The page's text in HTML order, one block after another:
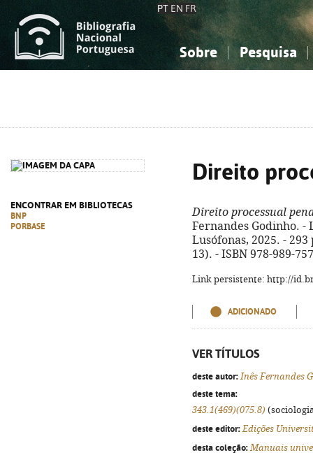
PT EN FR
Sobre Pesquisa
ENCONTRAR EM BIBLIOTECAS
BNP
PORBASE
Direito
Direito processual
Fernandes Godinho. -
Lusófonas, 2025. -
13). - ISBN 978-989-
Link persistente: http://
ADICIONADO
VER TÍTULOS
deste autor: Inês Fernandes
deste tema:
343.1(469)(075.8)
deste editor: Edições
desta coleção: Manuais